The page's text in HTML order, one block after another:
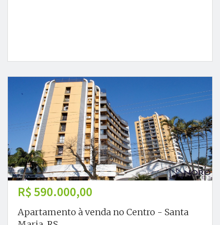
R$ 590.000,00
Apartamento à venda no Centro - Santa